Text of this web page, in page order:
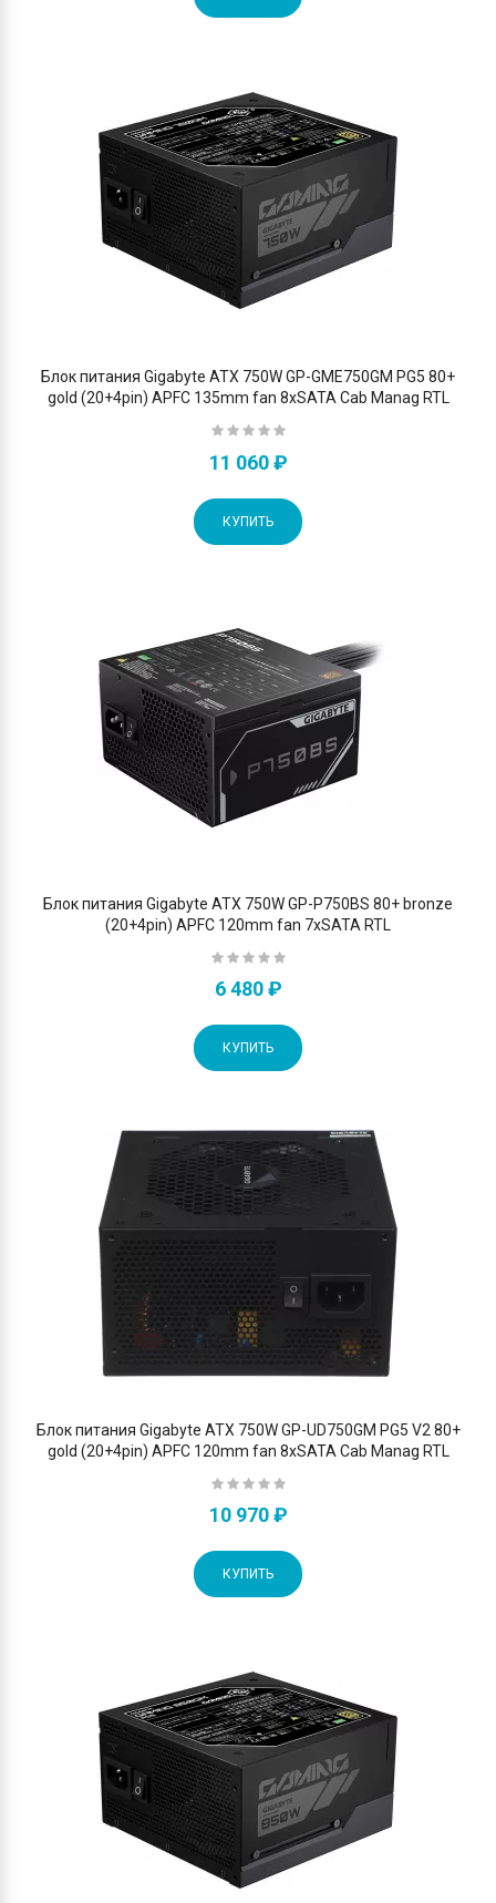
Блок питания Gigabyte ATX 750W GP-GME750GM PG5 80+
gold (20+4pin) APFC 135mm fan 8xSATA Cab Manag RTL
11 060 ₽
КУПИТЬ
Блок питания Gigabyte ATX 750W GP-P750BS 80+ bronze
(20+4pin) APFC 120mm fan 7xSATA RTL
6 480 ₽
КУПИТЬ
Блок питания Gigabyte ATX 750W GP-UD750GM PG5 V2 80+
gold (20+4pin) APFC 120mm fan 8xSATA Cab Manag RTL
10 970 ₽
КУПИТЬ